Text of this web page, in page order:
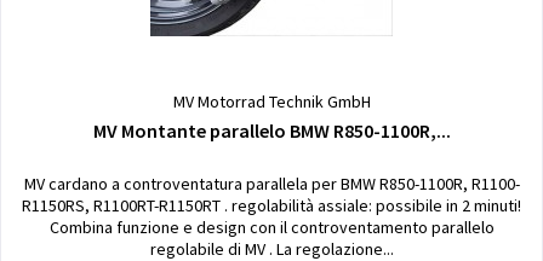
MV Motorrad Technik GmbH
MV Montante parallelo BMW R850-1100R,...
MV cardano a controventatura parallela per BMW R850-1100R, R1100-
R1150RS, R1100RT-R1150RT . regolabilità assiale: possibile in 2 minuti!
Combina funzione e design con il controventamento parallelo
regolabile di MV . La regolazione...